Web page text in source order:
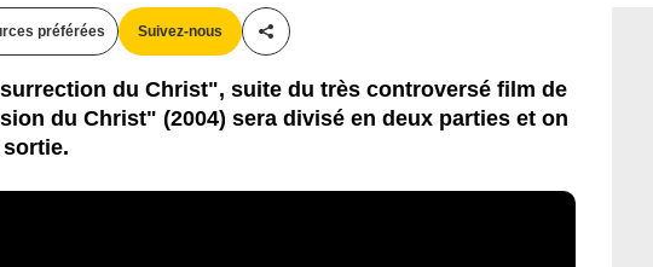
préférées Suivez-nous
Partager cet article
du Christ", suite du très controversé film de
du Christ" (2004) sera divisé en deux parties et on